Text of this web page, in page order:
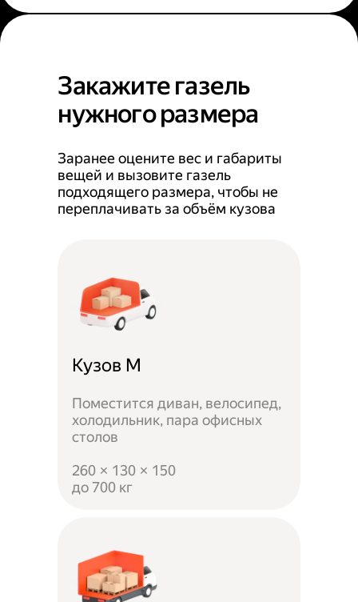
Закажите газель
нужного размера
Заранее оцените вес и габариты
вещей и вызовите газель
подходящего размера, чтобы не
переплачивать за объём кузова
Кузов M
Поместится диван, велосипед,
холодильник, пара офисных
столов
260 × 130 × 150
до 700 кг